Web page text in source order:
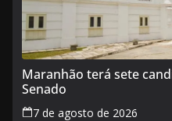
Maranhão terá sete
Senado
7 de agosto de 2026